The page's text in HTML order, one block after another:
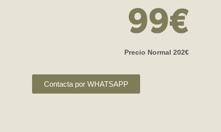
99€
Precio Normal 202€
Contacta por WHATSAPP